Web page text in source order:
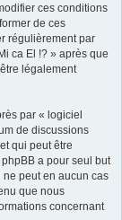
ces conditions
de ces
régulièrement par
ca El !? » après que
légalement
par « logiciel
de discussions
qui peut être
a pour seul but
peut en aucun cas
que nous
concernant